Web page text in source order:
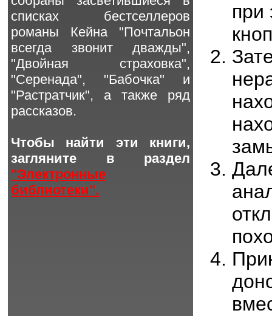
при
списках бестселлеров
романы Кейна "Почтальон
всегда звонит дважды",
"Двойная страховка",
"Серенада", "Бабочка" и
"Растратчик", а также ряд
рассказов.
Чтобы найти эти книги,
загляните в раздел
"Электронные
библиотеки".